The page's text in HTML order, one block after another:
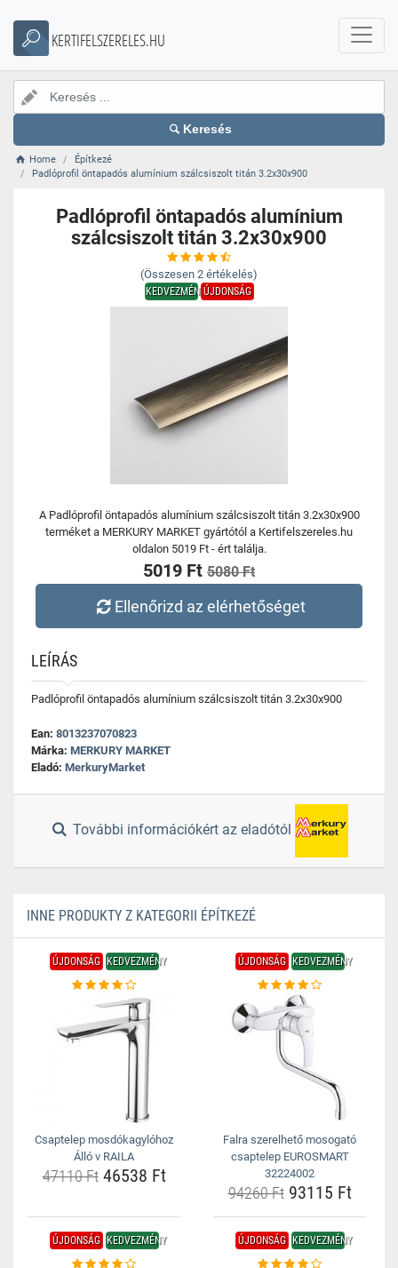
KERTIFELSZERELES.HU
Keresés
Home
Építkezé
Padlóprofil öntapadós alumínium szálcsiszolt titán 3.2x30x900
Padlóprofil öntapadós alumínium
szálcsiszolt titán 3.2x30x900
(Összesen 2 értékelés)
KEDVEZMÉNYÚJDONSÁG
A Padlóprofil öntapadós alumínium szálcsiszolt titán 3.2x30x900
terméket a MERKURY MARKET gyártótól a Kertifelszereles.hu
oldalon 5019 Ft - ért találja.
5019 Ft 5080 Ft
Ellenőrizd az elérhetőséget
LEÍRÁS
Padlóprofil öntapadós alumínium szálcsiszolt titán 3.2x30x900
Ean: 8013237070823
Márka: MERKURY MARKET
Eladó: MerkuryMarket
További információkért az eladótól
INNE PRODUKTY Z KATEGORII ÉPÍTKEZÉ
ÚJDONSÁG KEDVEZMÉNY
Csaptelep mosdókagylóhoz
Álló v RAILA
47110 Ft46538 Ft
ÚJDONSÁG KEDVEZMÉNY
Falra szerelhető mosogató
csaptelep EUROSMART
32224002
94260 Ft93115 Ft
ÚJDONSÁG KEDVEZMÉNY ÚJDONSÁG KEDVEZMÉNY